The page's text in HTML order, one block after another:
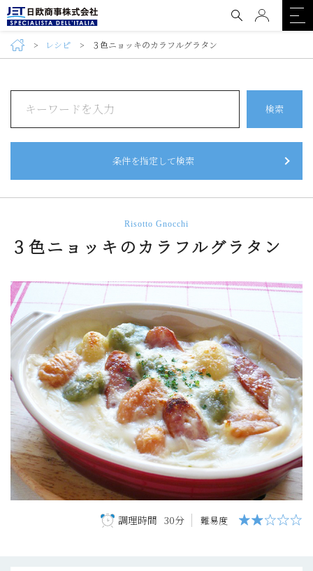
レシピ ３色ニョッキのカラフルグラタン
検索
条件を指定して検索
Risotto Gnocchi
３色ニョッキのカラフルグラタン
調理時間 30分 難易度